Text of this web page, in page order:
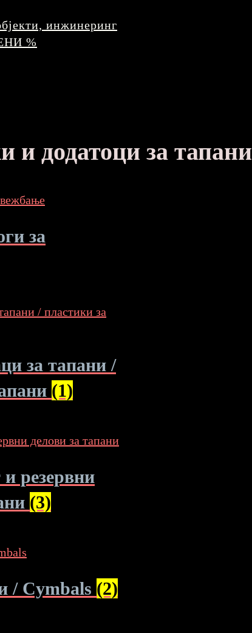
инжинеринг
%
и додатоци за тапани
за
за тапани /
(1)
резервни
(3)
/ Cymbals (2)